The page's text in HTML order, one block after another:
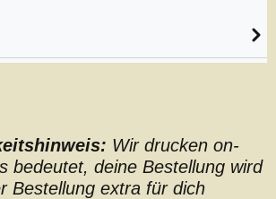
Wir drucken on-
bedeutet, deine Bestellung wird
Bestellung extra für dich